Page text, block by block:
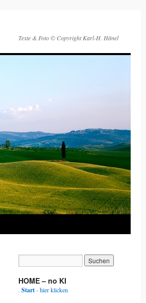
Texte & Foto © Copyright Karl-H. Hänel
HOME – no KI
. Start- hier klicken